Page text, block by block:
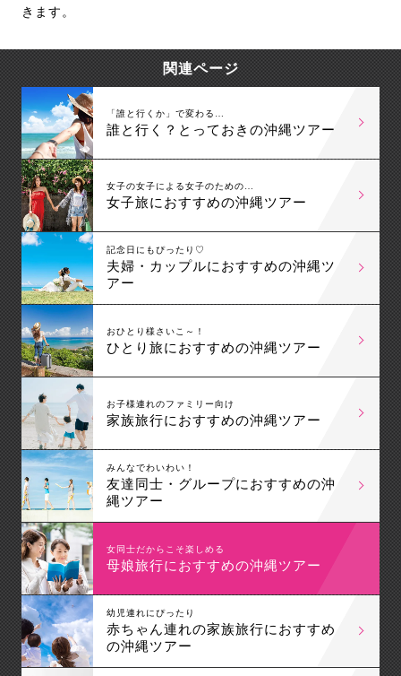
きます。
関連ページ
「誰と行くか」で変わる…
誰と行く？とっておきの沖縄ツアー
女子の女子による女子のための…
女子旅におすすめの沖縄ツアー
記念日にもぴったり♡
夫婦・カップルにおすすめの沖縄ツ
アー
おひとり様さいこ～！
ひとり旅におすすめの沖縄ツアー
お子様連れのファミリー向け
家族旅行におすすめの沖縄ツアー
みんなでわいわい！
友達同士・グループにおすすめの沖
縄ツアー
女同士だからこそ楽しめる
母娘旅行におすすめの沖縄ツアー
幼児連れにぴったり
赤ちゃん連れの家族旅行におすすめ
の沖縄ツアー